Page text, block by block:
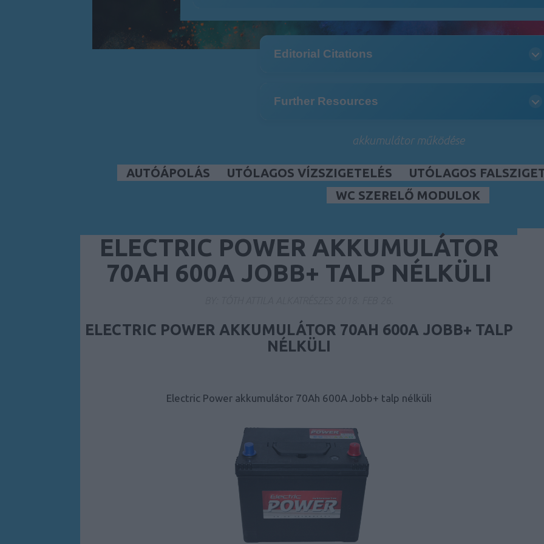
Editorial Citations
Further Resources
akkumulátor működése
AUTÓÁPOLÁS UTÓLAGOS VÍZSZIGETELÉS
UTÓLAGOS
WC SZERELŐ MODULOK
ELECTRIC POWER AKKUMULÁTOR
70AH 600A JOBB+ TALP NÉLKÜLI
ELECTRIC POWER AKKUMULÁTOR 70AH 600A JOBB+ TALP
NÉLKÜLI
Electric Power akkumulátor 70Ah 600A Jobb+ talp nélküli